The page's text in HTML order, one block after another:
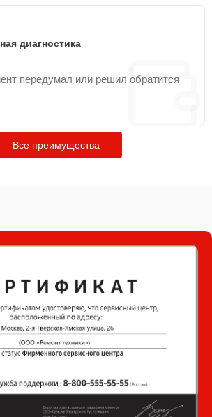
диагностика
передумал или решил обратится
Все преимущества